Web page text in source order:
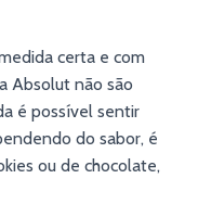
certa e com
Absolut não são
é possível sentir
do sabor, é
ou de chocolate,